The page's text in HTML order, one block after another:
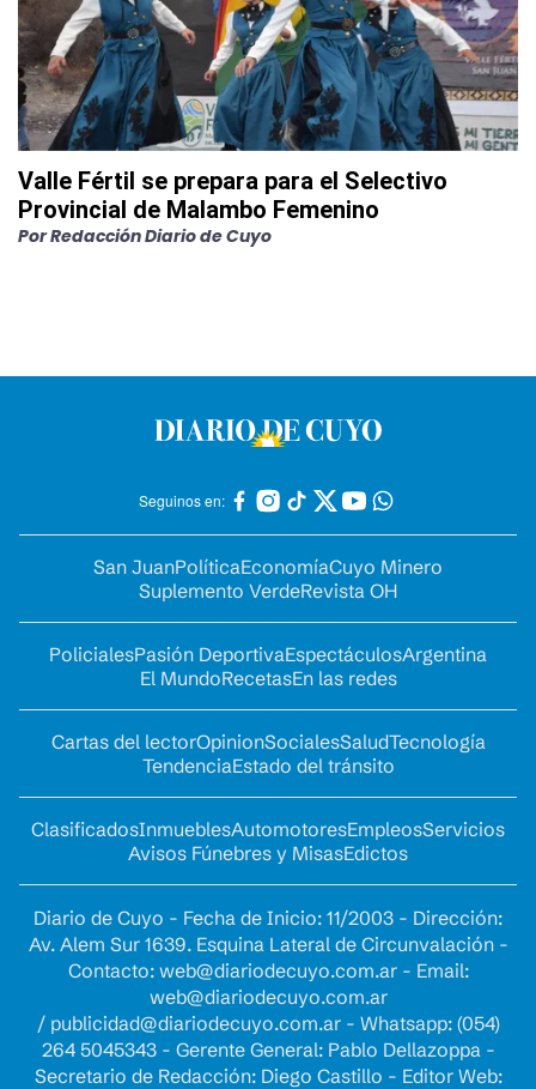
Valle Fértil se prepara para el Selectivo
Provincial de Malambo Femenino
PorRedacción Diario de Cuyo
Seguinos en:
San JuanPolíticaEconomíaCuyo Minero
Suplemento VerdeRevista OH
PolicialesPasión DeportivaEspectáculosArgentina
El MundoRecetasEn las redes
Cartas del lectorOpinionSocialesSaludTecnología
TendenciaEstado del tránsito
ClasificadosInmueblesAutomotoresEmpleosServicios
Avisos Fúnebres y MisasEdictos
Diario de Cuyo - Fecha de Inicio: 11/2003 - Dirección:
Av. Alem Sur 1639. Esquina Lateral de Circunvalación -
Contacto: web@diariodecuyo.com.ar- Email:
web@diariodecuyo.com.ar
/ publicidad@diariodecuyo.com.ar- Whatsapp: (054)
264 5045343 - Gerente General: Pablo Dellazoppa -
Secretario de Redacción: Diego Castillo - Editor Web: